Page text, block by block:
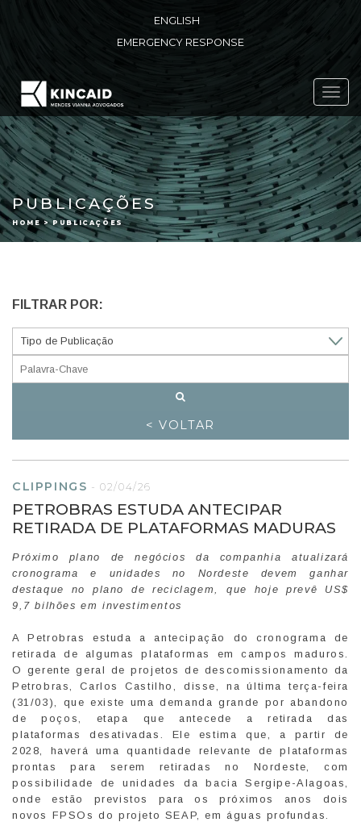
ENGLISH
EMERGENCY RESPONSE
PUBLICAÇÕES
HOME > PUBLICAÇÕES
FILTRAR POR:
< VOLTAR
CLIPPINGS -02/04/26
PETROBRAS ESTUDA ANTECIPAR
RETIRADA DE PLATAFORMAS MADURAS
Próximo plano de negócios da companhia atualizará
cronograma e unidades no Nordeste devem ganhar
destaque no plano de reciclagem, que hoje prevê US$
9,7 bilhões em investimentos
A Petrobras estuda a antecipação do cronograma de
retirada de algumas plataformas em campos maduros.
O gerente geral de projetos de descomissionamento da
Petrobras, Carlos Castilho, disse, na última terça-feira
(31/03), que existe uma demanda grande por abandono
de poços, etapa que antecede a retirada das
plataformas desativadas. Ele estima que, a partir de
2028, haverá uma quantidade relevante de plataformas
prontas para serem retiradas no Nordeste, com
possibilidade de unidades da bacia Sergipe-Alagoas,
onde estão previstos para os próximos anos dois
novos FPSOs do projeto SEAP, em águas profundas.